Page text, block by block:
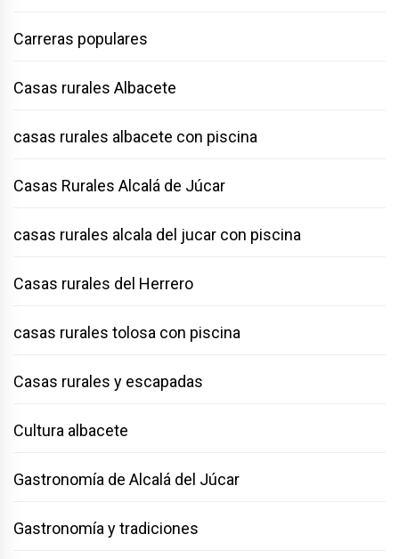
Carreras populares
Casas rurales Albacete
casas rurales albacete con piscina
Casas Rurales Alcalá de Júcar
casas rurales alcala del jucar con piscina
Casas rurales del Herrero
casas rurales tolosa con piscina
Casas rurales y escapadas
Cultura albacete
Gastronomía de Alcalá del Júcar
Gastronomía y tradiciones